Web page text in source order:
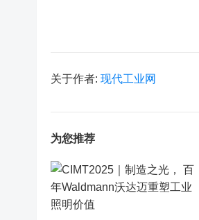
关于作者: 现代工业网
为您推荐